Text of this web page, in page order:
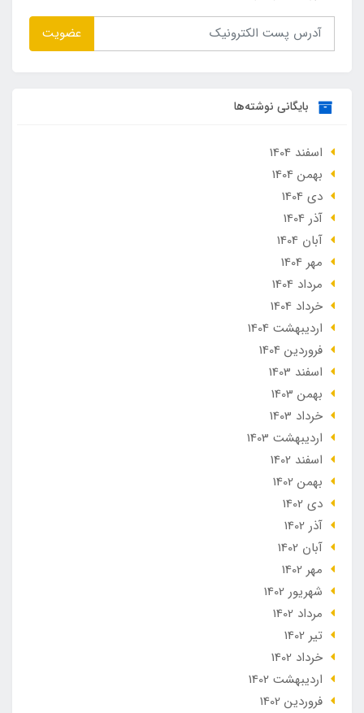
عضویت
بایگانی نوشته‌ها
اسفند 1404
بهمن 1404
دی 1404
آذر 1404
آبان 1404
مهر 1404
مرداد 1404
خرداد 1404
ارديبهشت 1404
فروردین 1404
اسفند 1403
بهمن 1403
خرداد 1403
ارديبهشت 1403
اسفند 1402
بهمن 1402
دی 1402
آذر 1402
آبان 1402
مهر 1402
شهریور 1402
مرداد 1402
تير 1402
خرداد 1402
ارديبهشت 1402
فروردین 1402